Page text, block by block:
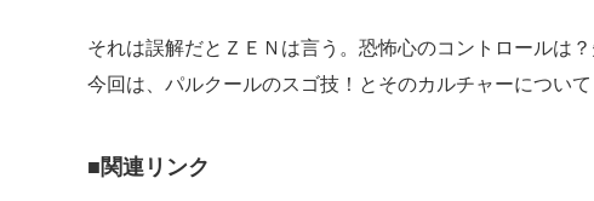
それは誤解だとＺＥＮは言う。恐怖心のコントロールは
今回は、パルクールのスゴ技！とそのカルチャーについ
関連リンク